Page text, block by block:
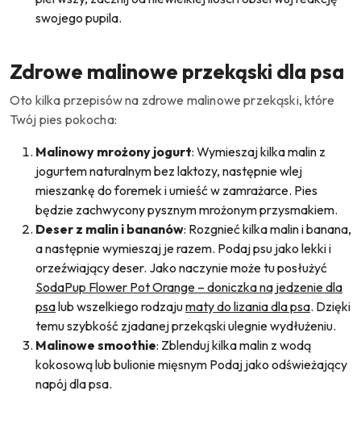
swojego pupila.
Zdrowe malinowe przekąski dla psa
Oto kilka przepisów na zdrowe malinowe przekąski, które
Twój pies pokocha:
Malinowy mrożony jogurt: Wymieszaj kilka malin z
jogurtem naturalnym bez laktozy, następnie wlej
mieszankę do foremek i umieść w zamrażarce. Pies
będzie zachwycony pysznym mrożonym przysmakiem.
Deser z malin i bananów: Rozgnieć kilka malin i banana,
a następnie wymieszaj je razem. Podaj psu jako lekki i
orzeźwiający deser. Jako naczynie może tu posłużyć
SodaPup Flower Pot Orange – doniczka na jedzenie dla
psalub wszelkiego rodzajumaty do lizania dla psa. Dzięki
temu szybkość zjadanej przekąski ulegnie wydłużeniu.
Malinowe smoothie: Zblenduj kilka malin z wodą
kokosową lub bulionie mięsnym Podaj jako odświeżający
napój dla psa.